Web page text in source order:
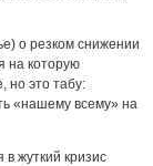
о резком снижении
на которую
но это табу:
«нашему всему» на
жуткий кризис